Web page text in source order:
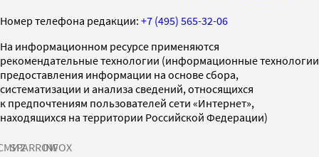
Номер телефона редакции: +7 (495) 565-32-06
На информационном ресурсе применяются
рекомендательные технологии (информационные технологии
предоставления информации на основе сбора,
систематизации и анализа сведений, относящихся
к предпочтениям пользователей сети «Интернет»,
находящихся на территории Российской Федерации)
SPARROWINFOX